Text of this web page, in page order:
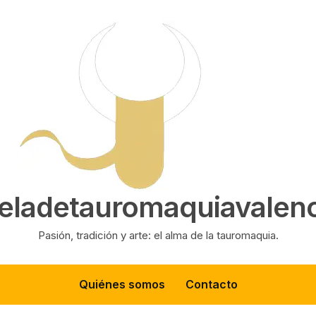
Pasión, tradición y arte: el alma de la tauromaquia.
Quiénes somos Contacto